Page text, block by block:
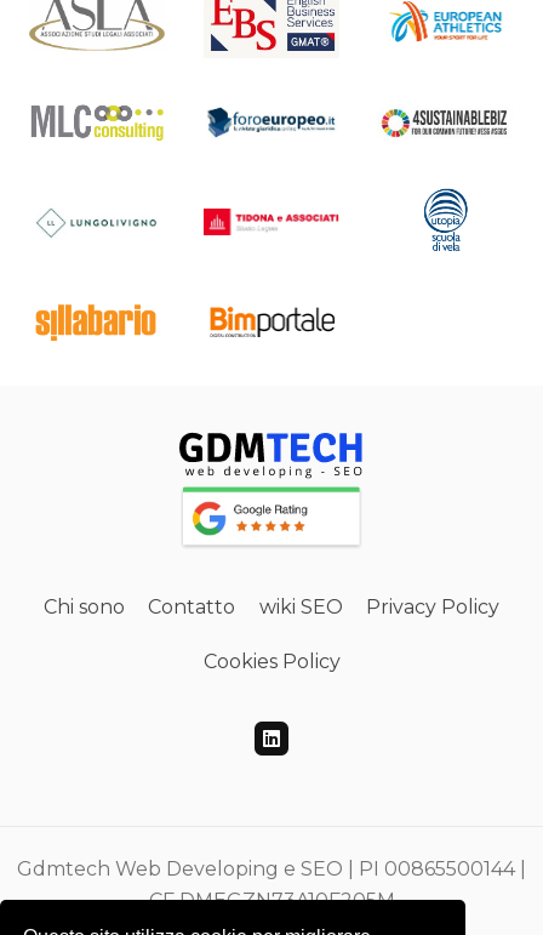
Chi sono Contatto wiki SEO Privacy Policy
Cookies Policy
Gdmtech Web Developing e SEO | PI 00865500144 |
CF DMEGZN73A10F205M